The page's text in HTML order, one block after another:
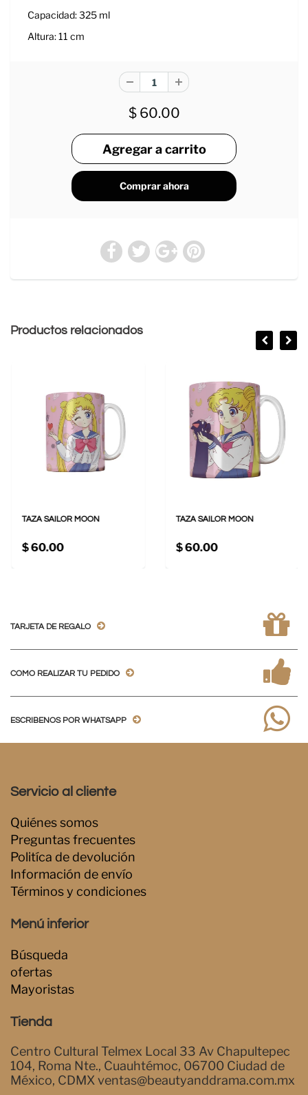
Capacidad: 325 ml
Altura: 11 cm
$ 60.00
Comprar ahora
Productos relacionados
TAZA SAILOR MOON
$ 60.00
TAZA SAILOR MOON
$ 60.00
TARJETA DE REGALO
COMO REALIZAR TU PEDIDO
ESCRIBENOS POR WHATSAPP
Servicio al cliente
Quiénes somos
Preguntas frecuentes
Politíca de devolución
Información de envío
Términos y condiciones
Menú inferior
Búsqueda
ofertas
Mayoristas
Tienda
Centro Cultural Telmex Local 33 Av Chapultepec
104, Roma Nte., Cuauhtémoc, 06700 Ciudad de
México, CDMX ventas@beautyanddrama.com.mx